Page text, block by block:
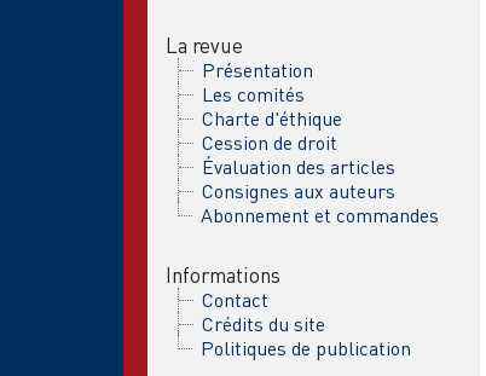
La revue
Présentation
Les comités
Charte d'éthique
Cession de droit
Évaluation des articles
Consignes aux auteurs
Abonnement et commandes
Informations
Contact
Crédits du site
Politiques de publication